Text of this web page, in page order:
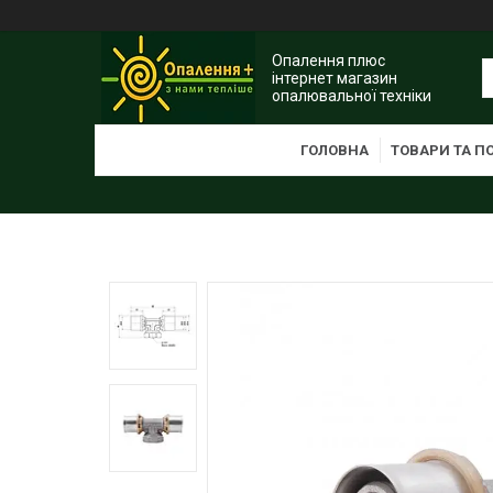
Опалення плюс
інтернет магазин
опалювальної техніки
ГОЛОВНА ТОВАРИ ТА